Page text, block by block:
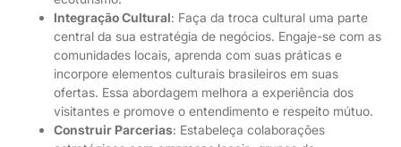
Integração Cultural: Faça da troca cultural uma parte
central da sua estratégia de negócios. Engaje-se com as
comunidades locais, aprenda com suas práticas e
incorpore elementos culturais brasileiros em suas
ofertas. Essa abordagem melhora a experiência dos
visitantes e promove o entendimento e respeito mútuo.
Construir Parcerias: Estabeleça colaborações